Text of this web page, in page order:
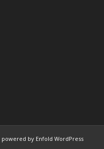
powered by Enfold WordPress